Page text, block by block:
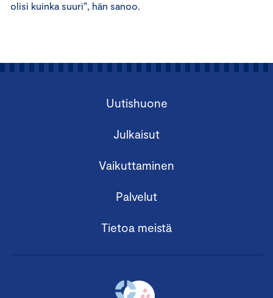
olisi kuinka suuri”, hän sanoo.
Uutishuone
Julkaisut
Vaikuttaminen
Palvelut
Tietoa meistä